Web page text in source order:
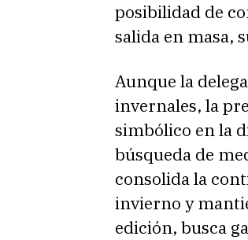
posibilidad de
salida en masa,
Aunque la
invernales, la
simbólico en la
búsqueda de
consolida la
invierno y
edición, busca